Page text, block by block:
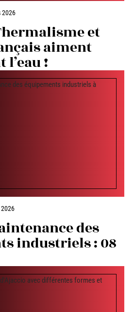
2026
et
aiment
!
des
industriels : 08